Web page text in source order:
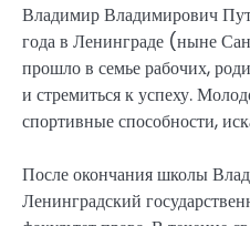
Владимир Владимирович
года в Ленинграде (ныне
прошло в семье рабочих,
и стремиться к успеху.
спортивные способности,
После окончания школы
Ленинградский